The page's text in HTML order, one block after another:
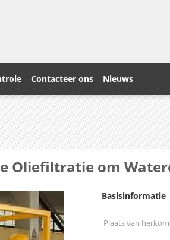
Contacteer ons Nieuws
Oliefiltratie om
Basisinformatie
Plaats van